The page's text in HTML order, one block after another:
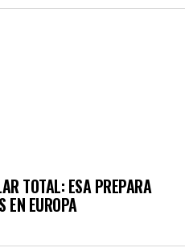
TOTAL: ESA PREPARA
EN EUROPA